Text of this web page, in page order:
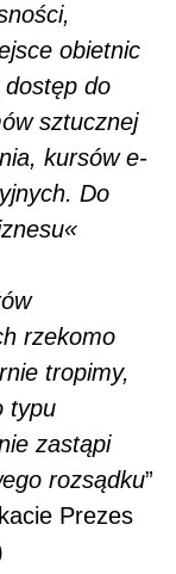
obietnic
do
sztucznej
kursów e-
Do
rzekomo
tropimy,
typu
zastąpi
rozsądku”
Prezes